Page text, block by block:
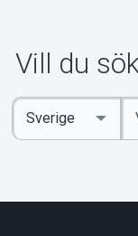
Vill du
Ange
sökord
Select
Country